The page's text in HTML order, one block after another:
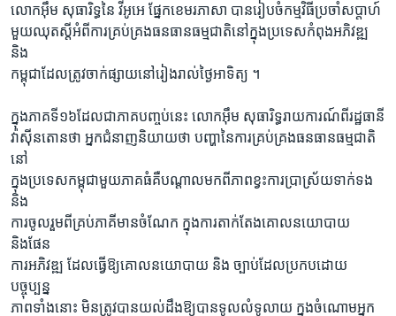
ទំព័រ​
ស្វែង​
រក
ភាសា
លោកអ៊ឹម សុធារិទ្ធនៃ វីអូអេ ផ្នែកខេមរភាសា បានរៀបចំកម្មវិធីប្រចាំសប្តាហ៍
មួយឈុតស្តីអំពីការគ្រប់គ្រងធនធានធម្មជាតិនៅក្នុងប្រទេសកំពុងអភិវឌ្ឍ
និង
កម្ពុជាដែលត្រូវចាក់ផ្សាយនៅរៀងរាល់ថ្ងៃអាទិត្យ ។
ក្នុងភាគទី១៦ដែលជាភាគបញ្ចប់នេះ លោកអ៊ឹម សុធារិទ្ធរាយការណ៍ពីរដ្ឋធានី
វ៉ាស៊ីនតោនថា អ្នកជំនាញនិយាយថា បញ្ហានៃការគ្រប់គ្រងធនធានធម្មជាតិ
នៅ
ក្នុងប្រទេសកម្ពុជាមួយភាគធំគឺបណ្តាលមកពីភាពខ្វះការប្រាស្រ័យទាក់ទង
និង
ការចូលរួមពីគ្រប់ភាគីមានចំណែក ក្នុងការតាក់តែងគោលនយោបាយ
និងផែន
ការអភិវឌ្ឍ ដែលធ្វើឱ្យគោលនយោបាយ និង ច្បាប់ដែលប្រកបដោយ
បច្ចុប្បន្ន
ភាពទាំងនោះ មិនត្រូវបានយល់ដឹងឱ្យបានទូលលំទូលាយ ក្នុងចំណោមអ្នក